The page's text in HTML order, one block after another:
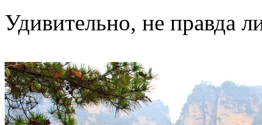
Удивительно, не правда